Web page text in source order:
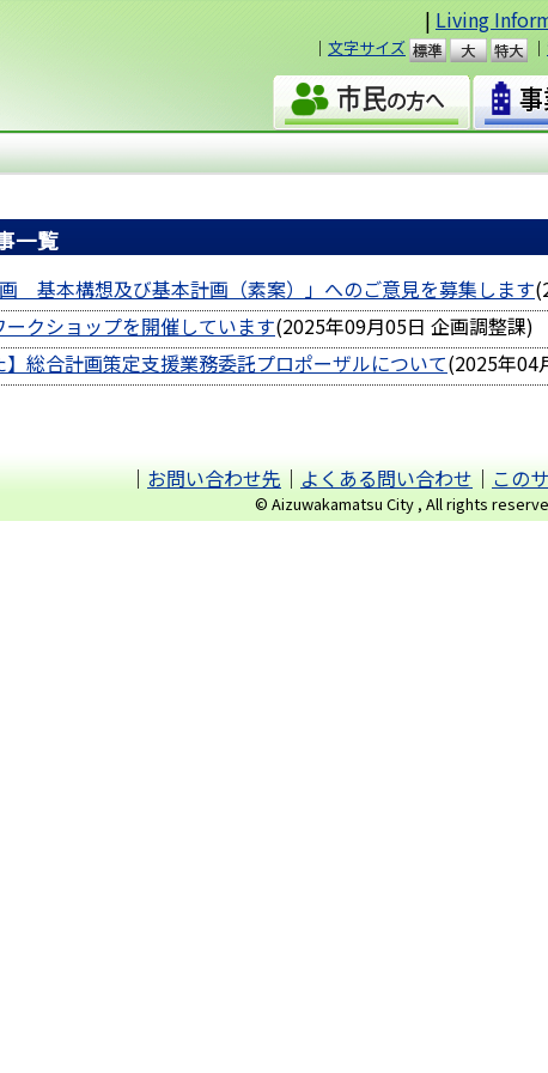
| Living
｜ 文字サイズ
準
大
｜
会津若松市
一覧
基本構想及び基本計画（素案）」へのご意見を募集します(
クショップを開催しています(2025年09月05日 企画調整課)
総合計画策定支援業務委託プロポーザルについて(2025年04
｜お問い合わせ先｜よくある問い合わせ｜この
© Aizuwakamatsu City , All rights